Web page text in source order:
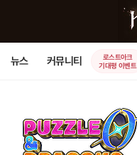
뉴스 커뮤니티
로스트아크
기대평 이벤트